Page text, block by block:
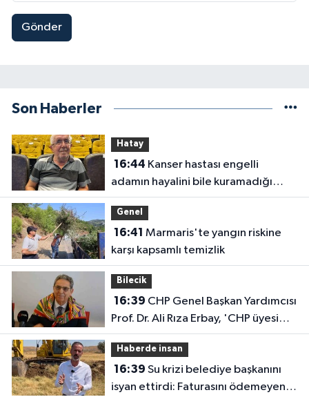
Gönder
Son Haberler
Hatay
16:44
adamın hayalini bile kuramadığı
evine kavuşunca döktüğü gözyaşı
duygulandırdı
Genel
16:41
karşı kapsamlı temizlik
Bilecik
16:39
Prof. Dr. Ali Rıza Erbay, 'CHP üyesi
olmak inanç ister, emek ister, yürek
ister'
Haberde insan
16:39
isyan ettirdi: Faturasını ödemeyen